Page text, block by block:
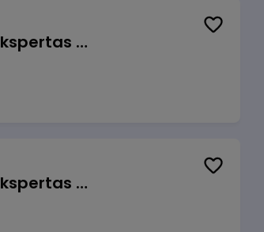
Veiklos užtikrinimo ir atitikties vyr. ekspertas (-ė) (Kaunas) (Kaunas, LT)
Veiklos užtikrinimo ir atitikties vyr. ekspertas (-ė) (Klaipėda) (Klaipėda, LT)